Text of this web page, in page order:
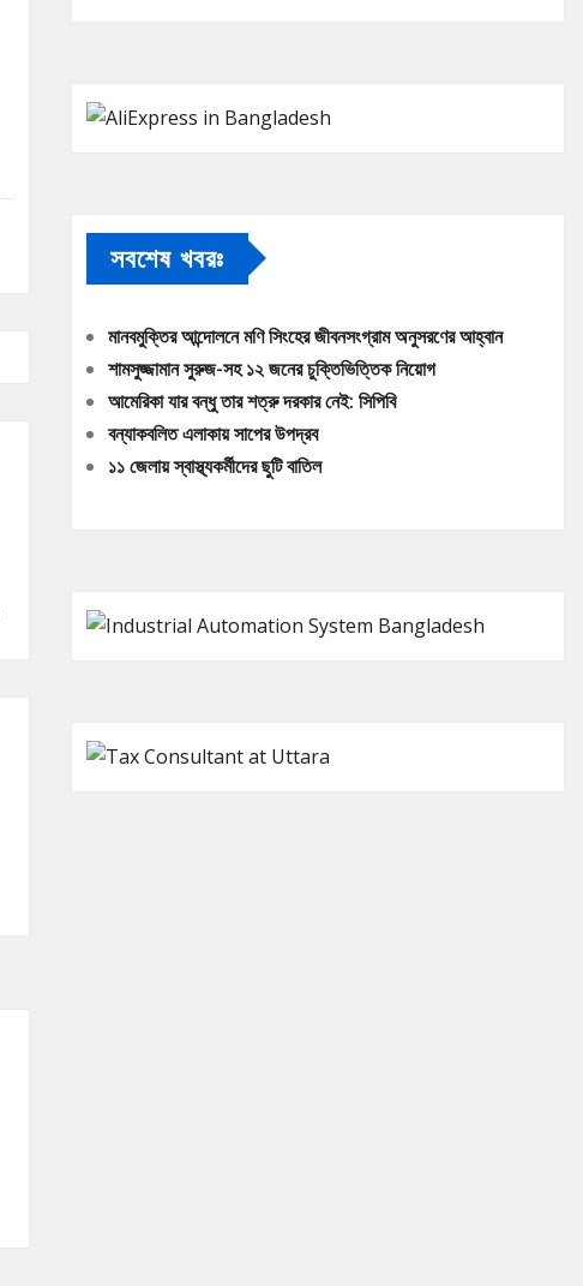
সবশেষ খবরঃ
মানবমুক্তির আন্দোলনে মণি সিংহের জীবনসংগ্রাম অনুসরণের আহ্বান
শামসুজ্জামান সুরুজ-সহ ১২ জনের চুক্তিভিত্তিক নিয়োগ
আমেরিকা যার বন্ধু তার শত্রু দরকার নেই: সিপিবি
বন্যাকবলিত এলাকায় সাপের উপদ্রব
১১ জেলায় স্বাস্থ্যকর্মীদের ছুটি বাতিল